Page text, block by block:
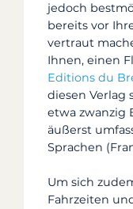
jedoch
bereits vor
vertraut
Ihnen, einen
Editions du
diesen Verlag
etwa zwanzig
äußerst
Sprachen
Um sich
Fahrzeiten